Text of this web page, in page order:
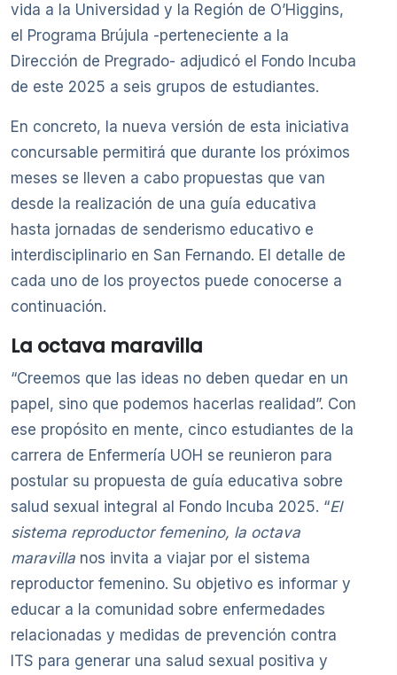
vida a la Universidad y la Región de O’Higgins,
el Programa Brújula -perteneciente a la
Dirección de Pregrado- adjudicó el Fondo Incuba
de este 2025 a seis grupos de estudiantes.
En concreto, la nueva versión de esta iniciativa
concursable permitirá que durante los próximos
meses se lleven a cabo propuestas que van
desde la realización de una guía educativa
hasta jornadas de senderismo educativo e
interdisciplinario en San Fernando. El detalle de
cada uno de los proyectos puede conocerse a
continuación.
La octava maravilla
“Creemos que las ideas no deben quedar en un
papel, sino que podemos hacerlas realidad”. Con
ese propósito en mente, cinco estudiantes de la
carrera de Enfermería UOH se reunieron para
postular su propuesta de guía educativa sobre
salud sexual integral al Fondo Incuba 2025. “El
sistema reproductor femenino, la octava
maravilla nos invita a viajar por el sistema
reproductor femenino. Su objetivo es informar y
educar a la comunidad sobre enfermedades
relacionadas y medidas de prevención contra
ITS para generar una salud sexual positiva y